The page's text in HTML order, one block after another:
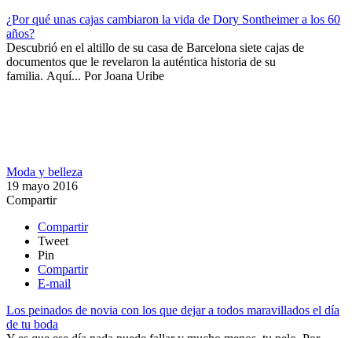
¿Por qué unas cajas cambiaron la vida de Dory Sontheimer a los 60
años?
Descubrió en el altillo de su casa de Barcelona siete cajas de
documentos que le revelaron la auténtica historia de su
familia. Aquí... PorJoana Uribe
Moda y belleza
19 mayo 2016
Compartir
Compartir
Tweet
Pin
Compartir
E-mail
Los peinados de novia con los que dejar a todos maravillados el día
de tu boda